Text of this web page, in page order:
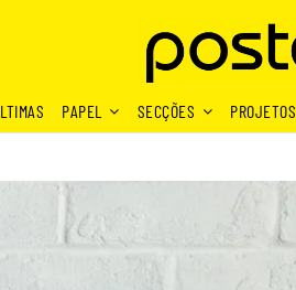
PAPEL SECÇÕES PROJETOS